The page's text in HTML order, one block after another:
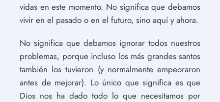
vidas en este momento. No significa que debamos
vivir en el pasado o en el futuro, sino aquí y ahora.
No significa que debamos ignorar todos nuestros
problemas, porque incluso los más grandes santos
también los tuvieron (y normalmente empeoraron
antes de mejorar). Lo único que significa es que
Dios nos ha dado todo lo que necesitamos por